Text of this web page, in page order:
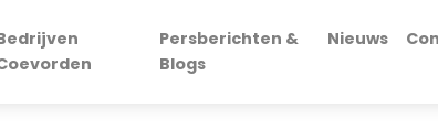
Persberichten &
Blogs
Nieuws